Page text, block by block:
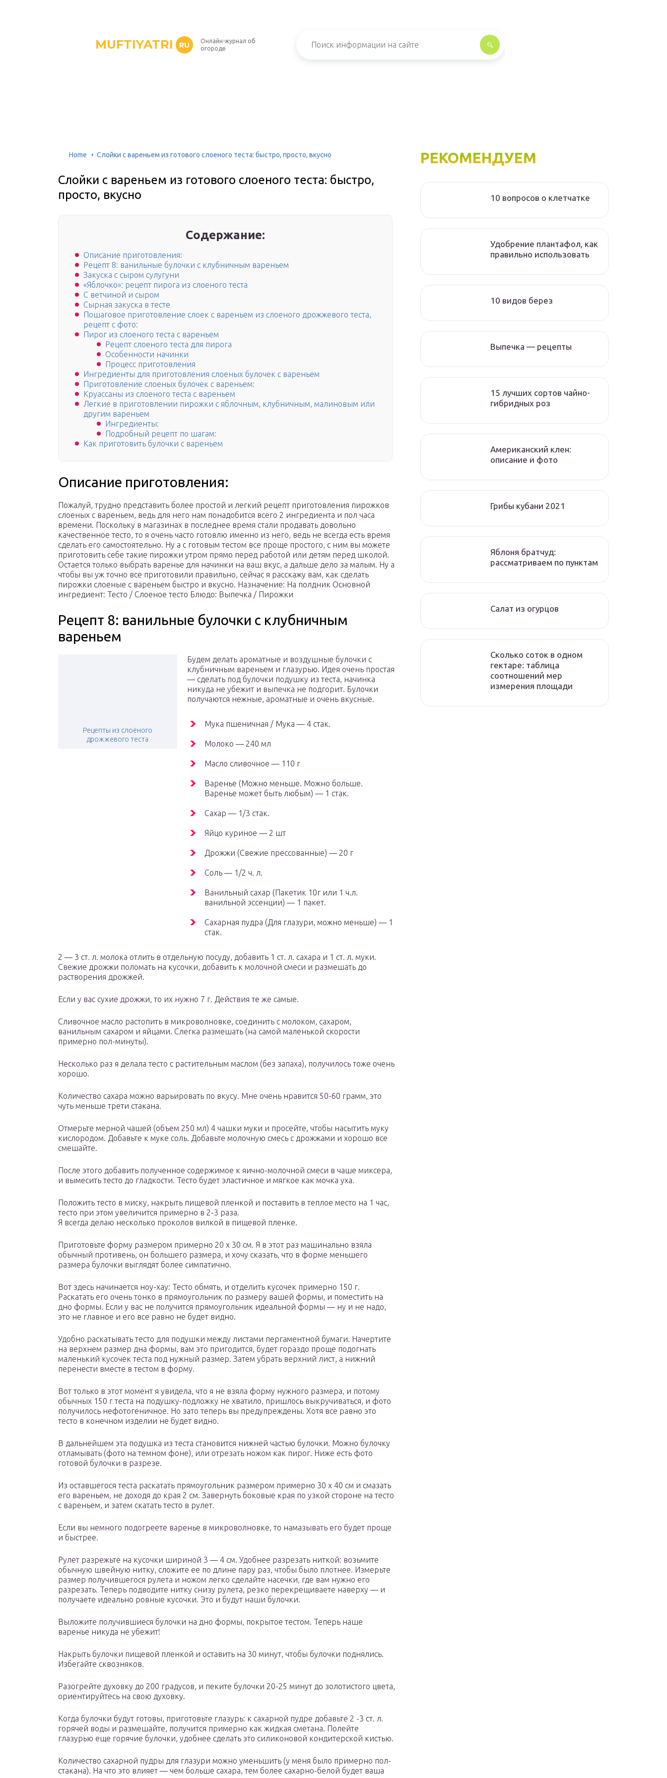
MUFTIYATRI RU
Онлайн-журнал об
огороде
Home Слойки с вареньем из готового слоеного теста: быстро, просто, вкусно
Слойки с вареньем из готового слоеного теста: быстро,
просто, вкусно
Содержание:
Описание приготовления:
Рецепт 8: ванильные булочки с клубничным вареньем
Закуска с сыром сулугуни
«Яблочко»: рецепт пирога из слоеного теста
С ветчиной и сыром
Сырная закуска в тесте
Пошаговое приготовление слоек с вареньем из слоеного дрожжевого теста,
рецепт с фото:
Пирог из слоеного теста с вареньем
Рецепт слоеного теста для пирога
Особенности начинки
Процесс приготовления
Ингредиенты для приготовления слоеных булочек с вареньем
Приготовление слоеных булочек с вареньем:
Круассаны из слоеного теста с вареньем
Легкие в приготовлении пирожки с яблочным, клубничным, малиновым или
другим вареньем
Ингредиенты:
Подробный рецепт по шагам:
Как приготовить булочки с вареньем
Описание приготовления:
Пожалуй, трудно представить более простой и легкий рецепт приготовления пирожков
слоеных с вареньем, ведь для него нам понадобится всего 2 ингредиента и пол часа
времени. Поскольку в магазинах в последнее время стали продавать довольно
качественное тесто, то я очень часто готовлю именно из него, ведь не всегда есть время
сделать его самостоятельно. Ну а с готовым тестом все проще простого, с ним вы можете
приготовить себе такие пирожки утром прямо перед работой или детям перед школой.
Остается только выбрать варенье для начинки на ваш вкус, а дальше дело за малым. Ну а
чтобы вы уж точно все приготовили правильно, сейчас я расскажу вам, как сделать
пирожки слоеные с вареньем быстро и вкусно. Назначение: На полдник Основной
ингредиент: Тесто / Слоеное тесто Блюдо: Выпечка / Пирожки
Рецепт 8: ванильные булочки с клубничным
вареньем
Рецепты из слоёного
дрожжевого теста
Будем делать ароматные и воздушные булочки с
клубничным вареньем и глазурью. Идея очень простая
— сделать под булочки подушку из теста, начинка
никуда не убежит и выпечка не подгорит. Булочки
получаются нежные, ароматные и очень вкусные.
Мука пшеничная / Мука — 4 стак.
Молоко — 240 мл
Масло сливочное — 110 г
Варенье (Можно меньше. Можно больше.
Варенье может быть любым) — 1 стак.
Сахар — 1/3 стак.
Яйцо куриное — 2 шт
Дрожжи (Свежие прессованные) — 20 г
Соль — 1/2 ч. л.
Ванильный сахар (Пакетик 10г или 1 ч.л.
ванильной эссенции) — 1 пакет.
Сахарная пудра (Для глазури, можно меньше) — 1
стак.
2 — 3 ст. л. молока отлить в отдельную посуду, добавить 1 ст. л. сахара и 1 ст. л. муки.
Свежие дрожжи поломать на кусочки, добавить к молочной смеси и размешать до
растворения дрожжей.
Если у вас сухие дрожжи, то их нужно 7 г. Действия те же самые.
Сливочное масло растопить в микроволновке, соединить с молоком, сахаром,
ванильным сахаром и яйцами. Слегка размешать (на самой маленькой скорости
примерно пол-минуты).
Несколько раз я делала тесто с растительным маслом (без запаха), получилось тоже очень
хорошо.
Количество сахара можно варьировать по вкусу. Мне очень нравится 50-60 грамм, это
чуть меньше трети стакана.
Отмерьте мерной чашей (объем 250 мл) 4 чашки муки и просейте, чтобы насытить муку
кислородом. Добавьте к муке соль. Добавьте молочную смесь с дрожжами и хорошо все
смешайте.
После этого добавить полученное содержимое к яично-молочной смеси в чаше миксера,
и вымесить тесто до гладкости. Тесто будет эластичное и мягкое как мочка уха.
Положить тесто в миску, накрыть пищевой пленкой и поставить в теплое место на 1 час,
тесто при этом увеличится примерно в 2-3 раза.
Я всегда делаю несколько проколов вилкой в пищевой пленке.
Приготовьте форму размером примерно 20 х 30 см. Я в этот раз машинально взяла
обычный противень, он большего размера, и хочу сказать, что в форме меньшего
размера булочки выглядят более симпатично.
Вот здесь начинается ноу-хау: Тесто обмять, и отделить кусочек примерно 150 г.
Раскатать его очень тонко в прямоугольник по размеру вашей формы, и поместить на
дно формы. Если у вас не получится прямоугольник идеальной формы — ну и не надо,
это не главное и его все равно не будет видно.
Удобно раскатывать тесто для подушки между листами пергаментной бумаги. Начертите
на верхнем размер дна формы, вам это пригодится, будет гораздо проще подогнать
маленький кусочек теста под нужный размер. Затем убрать верхний лист, а нижний
перенести вместе в тестом в форму.
Вот только в этот момент я увидела, что я не взяла форму нужного размера, и потому
обычных 150 г теста на подушку-подложку не хватило, пришлось выкручиваться, и фото
получилось нефотогеничное. Но зато теперь вы предупреждены. Хотя все равно это
тесто в конечном изделии не будет видно.
В дальнейшем эта подушка из теста становится нижней частью булочки. Можно булочку
отламывать (фото на темном фоне), или отрезать ножом как пирог. Ниже есть фото
готовой булочки в разрезе.
Из оставшегося теста раскатать прямоугольник размером примерно 30 х 40 см и смазать
его вареньем, не доходя до края 2 см. Завернуть боковые края по узкой стороне на тесто
с вареньем, и затем скатать тесто в рулет.
Если вы немного подогреете варенье в микроволновке, то намазывать его будет проще
и быстрее.
Рулет разрежьте на кусочки шириной 3 — 4 см. Удобнее разрезать ниткой: возьмите
обычную швейную нитку, сложите ее по длине пару раз, чтобы было плотнее. Измерьте
размер получившегося рулета и ножом легко сделайте насечки, где вам нужно его
разрезать. Теперь подводите нитку снизу рулета, резко перекрещиваете наверху — и
получаете идеально ровные кусочки. Это и будут наши булочки.
Выложите получившиеся булочки на дно формы, покрытое тестом. Теперь наше
варенье никуда не убежит!
Накрыть булочки пищевой пленкой и оставить на 30 минут, чтобы булочки поднялись.
Избегайте сквозняков.
Разогрейте духовку до 200 градусов, и пеките булочки 20-25 минут до золотистого цвета,
ориентируйтесь на свою духовку.
Когда булочки будут готовы, приготовьте глазурь: к сахарной пудре добавьте 2 -3 ст. л.
горячей воды и размешайте, получится примерно как жидкая сметана. Полейте
глазурью еще горячие булочки, удобнее сделать это силиконовой кондитерской кистью.
Количество сахарной пудры для глазури можно уменьшить (у меня было примерно пол-
стакана). На что это влияет — чем больше сахара, тем более сахарно-белой будет ваша
РЕКОМЕНДУЕМ
10 вопросов о клетчатке
Удобрение плантафол, как
правильно использовать
10 видов берез
Выпечка — рецепты
15 лучших сортов чайно-
гибридных роз
Американский клен:
описание и фото
Грибы кубани 2021
Яблоня братчуд:
рассматриваем по пунктам
Салат из огурцов
Сколько соток в одном
гектаре: таблица
соотношений мер
измерения площади